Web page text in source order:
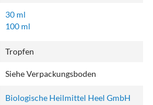
30 ml
100 ml
Tropfen
Siehe Verpackungsboden
Biologische Heilmittel Heel GmbH